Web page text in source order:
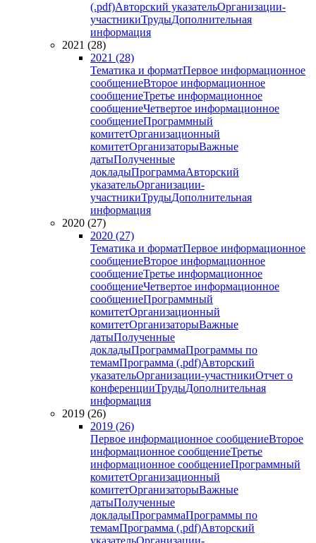
(.pdf)Авторский указательОрганизации-
участникиТрудыДополнительная
информация
2021 (28)
2021 (28)
Тематика и форматПервое информационное
сообщениеВторое информационное
сообщениеТретье информационное
сообщениеЧетвертое информационное
сообщениеПрограммный
комитетОрганизационный
комитетОрганизаторыВажные
датыПолученные
докладыПрограммаАвторский
указательОрганизации-
участникиТрудыДополнительная
информация
2020 (27)
2020 (27)
Тематика и форматПервое информационное
сообщениеВторое информационное
сообщениеТретье информационное
сообщениеЧетвертое информационное
сообщениеПрограммный
комитетОрганизационный
комитетОрганизаторыВажные
датыПолученные
докладыПрограммаПрограммы по
темамПрограмма (.pdf)Авторский
указательОрганизации-участникиОтчет о
конференцииТрудыДополнительная
информация
2019 (26)
2019 (26)
Первое информационное сообщениеВторое
информационное сообщениеТретье
информационное сообщениеПрограммный
комитетОрганизационный
комитетОрганизаторыВажные
датыПолученные
докладыПрограммаПрограммы по
темамПрограмма (.pdf)Авторский
указательОрганизации-